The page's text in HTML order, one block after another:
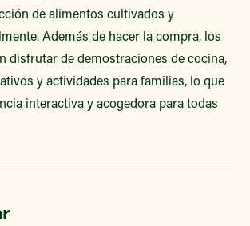
de alimentos cultivados y
Además de hacer la compra, los
disfrutar de demostraciones de cocina,
y actividades para familias, lo que
interactiva y acogedora para todas